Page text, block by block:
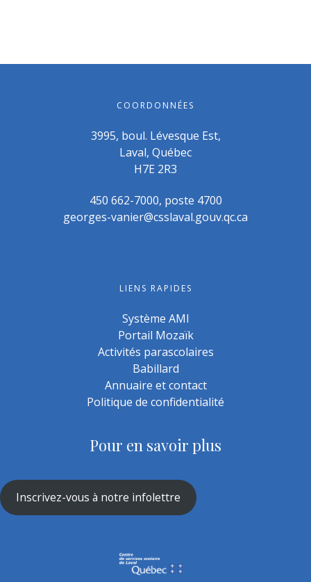
COORDONNÉES
3995, boul. Lévesque Est,
Laval, Québec
H7E 2R3
450 662-7000, poste 4700
georges-vanier@csslaval.gouv.qc.ca
LIENS RAPIDES
Système AMI
Portail Mozaïk
Activités parascolaires
Babillard
Annuaire et contact
Politique de confidentialité
Pour en savoir plus
Inscrivez-vous à notre infolettre